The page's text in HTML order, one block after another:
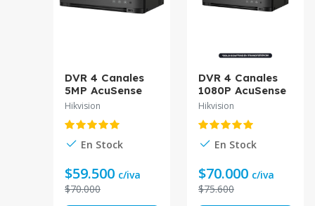
DVR 4 Canales
5MP AcuSense
iDS-7204HQHI-
Hikvision
En Stock
$59.500 c/iva
$70.000
DVR 4 Canales
1080P AcuSense
Facial IDS-
M1/XT Hikvision
Hikvision
En Stock
$70.000 c/iva
$75.600